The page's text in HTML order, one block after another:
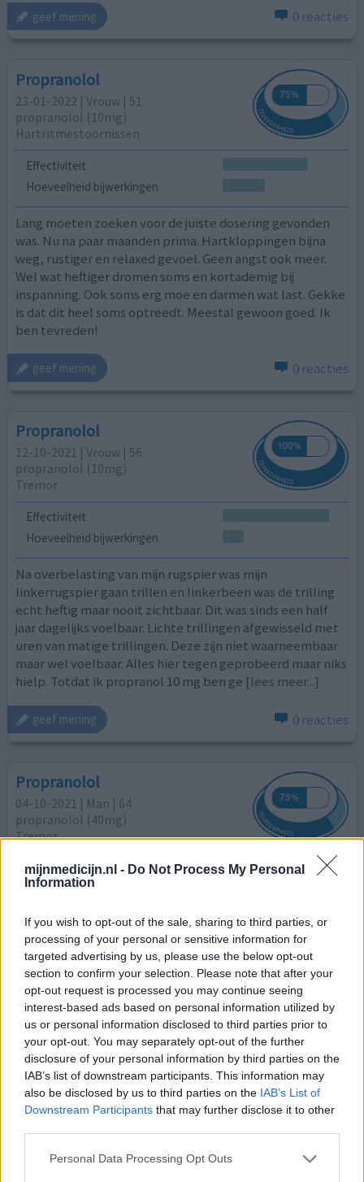
mijnmedicijn.nl - Do Not Process My Personal
Information
If you wish to opt-out of the sale, sharing to third parties, or
processing of your personal or sensitive information for
targeted advertising by us, please use the below opt-out
section to confirm your selection. Please note that after your
opt-out request is processed you may continue seeing
interest-based ads based on personal information utilized by
us or personal information disclosed to third parties prior to
your opt-out. You may separately opt-out of the further
disclosure of your personal information by third parties on the
IAB’s list of downstream participants. This information may
also be disclosed by us to third parties on the IAB’s List of
Downstream Participants that may further disclose it to other
Personal Data Processing Opt Outs
geef mening 0 reacties
Propranolol
23-01-2022 | Vrouw | 51
propranolol (10mg)
Hartritmestoornissen
Effectiviteit
Hoeveelheid bijwerkingen
Lang moeten zoeken voor de juiste dosering gevonden
was. Nu na paar maanden prima. Hartkloppingen bijna
weg, rustiger en relaxed gevoel. Geen angst ook meer.
Wel wat heftiger dromen soms en kortademig bij
inspanning. Ook soms erg moe en darmen wat last. Gekke
is dat dit heel soms optreedt. Meestal gewoon goed. Ik
ben tevreden!
geef mening 0 reacties
Propranolol
12-10-2021 | Vrouw | 56
propranolol (10mg)
Tremor
Effectiviteit
Hoeveelheid bijwerkingen
Na overbelasting van mijn rugspier was mijn
linkerrugspier gaan trillen en linkerbeen was de trilling
echt heftig maar nooit zichtbaar. Dit was sinds een half
jaar dagelijks voelbaar. Lichte trillingen afgewisseld met
uren van matige trillingen. Deze zijn niet waarneembaar
maar wel voelbaar. Alles hier tegen geprobeerd maar niks
hielp. Totdat ik propranol 10 mg ben ge [lees meer...]
geef mening 0 reacties
Propranolol
04-10-2021 | Man | 64
propranolol (40mg)
Tremor
Effectiviteit
Hoeveelheid bijwerkingen
Ik gebruik de propranolol al een paar jaar. Trillen met de
linkerhand heb ik al heel lang. Ik ben linkshandig. De
rechterhand heb ik geen problemen mee. Met name als
ik in een andere omgeving kom met vreemde mensen
heb ik tremors. Dan kan ik nog geen kopje koffie
oppakken. Of als ik thuis precies werk moet doen.
Solderen of kleine schroefjes en dat soort
dingen..Propranol[lees meer...]
geef mening 0 reacties
Propranolol